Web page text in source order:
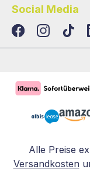
Social Media
Alle Preise
Versandkosten